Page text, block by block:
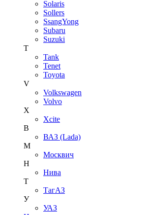
Solaris
Sollers
SsangYong
Subaru
Suzuki
T
Tank
Tenet
Toyota
V
Volkswagen
Volvo
X
Xcite
В
ВАЗ (Lada)
М
Москвич
Н
Нива
Т
ТагАЗ
У
УАЗ